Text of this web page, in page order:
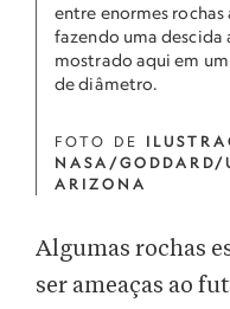
entre enormes
fazendo uma descida
mostrado aqui em
de diâmetro.
FOTO DE
NASA/GODDARD/
ARIZONA
Algumas rochas
ser ameaças ao